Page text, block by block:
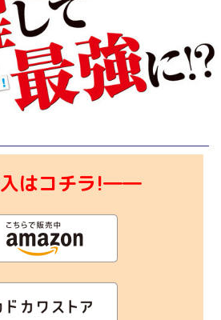
はコチラ!――